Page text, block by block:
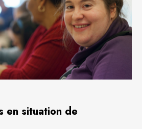
en situation de